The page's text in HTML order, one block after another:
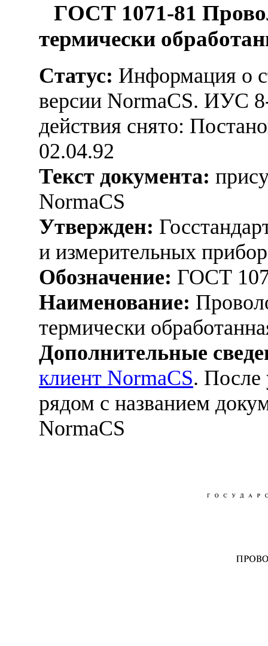
ГОСТ 1071-81
термически
Статус: Информация о
версии NormaCS. ИУС
действия снято:
02.04.92
Текст документа:
NormaCS
Утвержден:
и измерительных
Обозначение: ГОСТ
Наименование:
термически
Дополнительные
клиент NormaCS. После
рядом с названием
NormaCS